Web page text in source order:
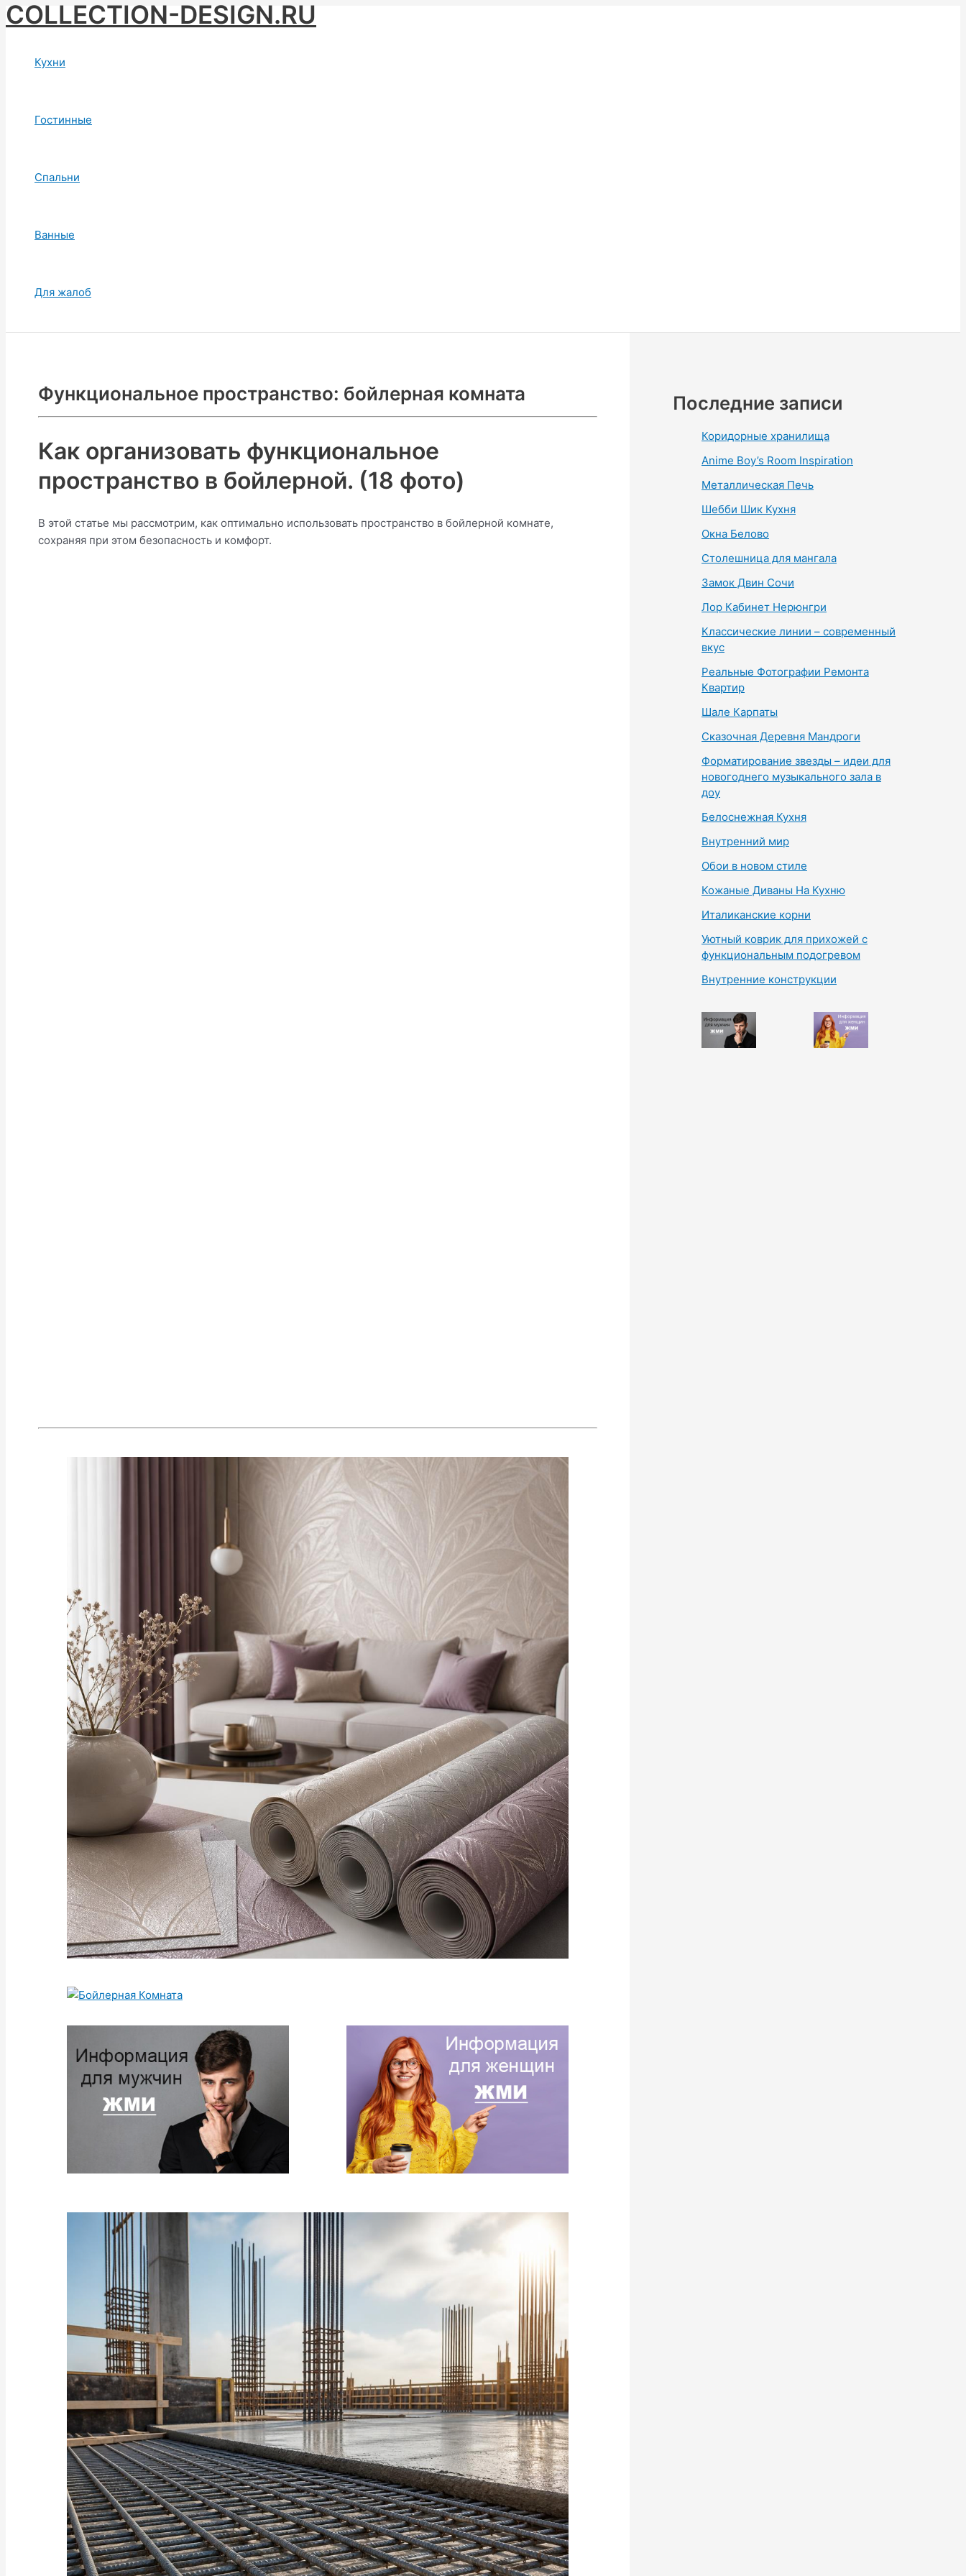
Skip
to
COLLECTION-DESIGN.RU
Кухни
Гостинные
Спальни
Ванные
Для жалоб
Функциональное пространство: бойлерная комната
Как организовать функциональное
пространство в бойлерной. (18 фото)
В этой статье мы рассмотрим, как оптимально использовать пространство в бойлерной комнате,
сохраняя при этом безопасность и комфорт.
Последние записи
Коридорные хранилища
Anime Boy’s Room Inspiration
Металлическая Печь
Шебби Шик Кухня
Окна Белово
Столешница для мангала
Замок Двин Сочи
Лор Кабинет Нерюнгри
Классические линии – современный
вкус
Реальные Фотографии Ремонта
Квартир
Шале Карпаты
Сказочная Деревня Мандроги
Форматирование звезды – идеи для
новогоднего музыкального зала в
доу
Белоснежная Кухня
Внутренний мир
Обои в новом стиле
Кожаные Диваны На Кухню
Италиканские корни
Уютный коврик для прихожей с
функциональным подогревом
Внутренние конструкции